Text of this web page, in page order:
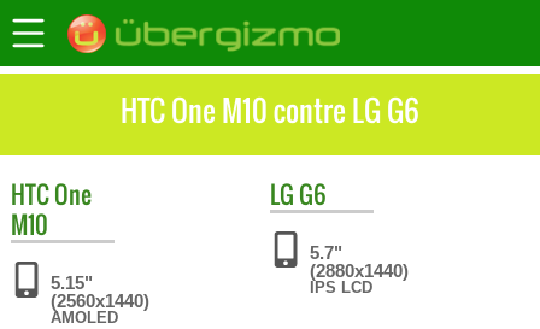
HTC One M10 contre LG G6
HTCOne
M10
5.15"
(2560x1440)
AMOLED
LG G6
5.7"
(2880x1440)
IPS LCD